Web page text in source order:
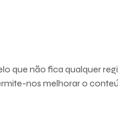
que não fica qualquer
nos melhorar o